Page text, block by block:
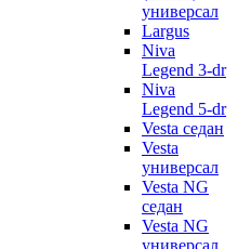
универсал
Largus
Niva
Legend 3-dr
Niva
Legend 5-dr
Vesta седан
Vesta
универсал
Vesta NG
седан
Vesta NG
универсал